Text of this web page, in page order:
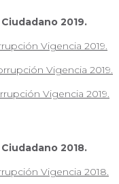
2019.
Vigencia 2019.
Vigencia 2019.
Vigencia 2019.
2018.
Vigencia 2018.